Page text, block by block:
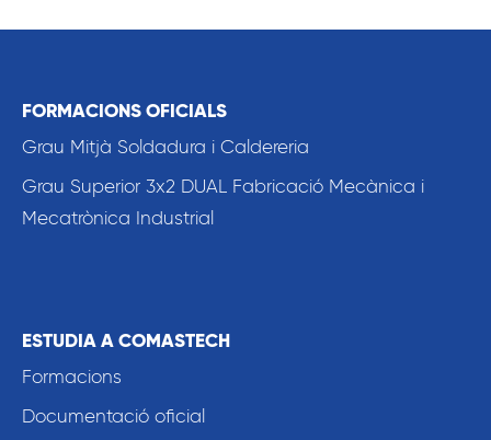
FORMACIONS OFICIALS
Grau Mitjà Soldadura i Caldereria
Grau Superior 3x2 DUAL Fabricació Mecànica i
Mecatrònica Industrial
ESTUDIA A COMASTECH
Formacions
Documentació oficial